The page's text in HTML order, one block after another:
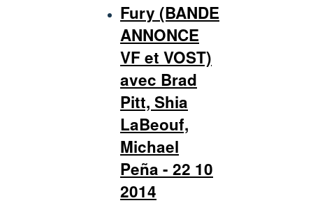
Fury (BANDE
ANNONCE
VF et VOST)
avec Brad
Pitt, Shia
LaBeouf,
Michael
Peña - 22 10
2014